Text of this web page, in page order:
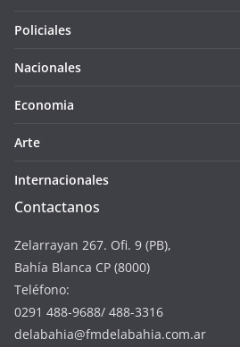
Policiales
Nacionales
Economia
Arte
Internacionales
Contactanos
Zelarrayan 267. Ofi. 9 (PB),
Bahía Blanca CP (8000)
Teléfono:
0291 488-9688/ 488-3316
delabahia@fmdelabahia.com.ar